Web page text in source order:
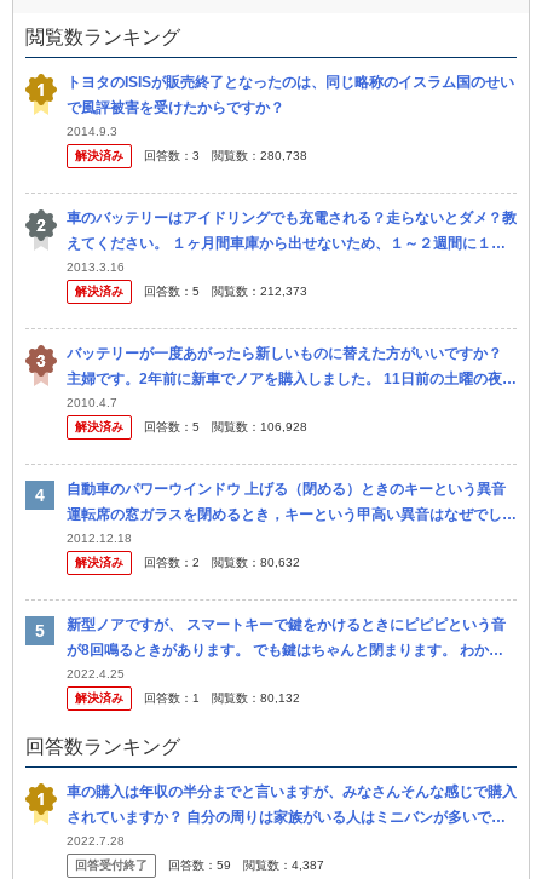
閲覧数ランキング
トヨタのISISが販売終了となったのは、同じ略称のイスラム国のせい
で風評被害を受けたからですか？
2014.9.3
解決済み
回答数： 3 閲覧数： 280,738
車のバッテリーはアイドリングでも充電される？走らないとダメ？教
えてください。 １ヶ月間車庫から出せないため、１～２週間に１
度、１０分間アイドリングだけしてました。 今日乗ろうとしたらク
ラクショ...
2013.3.16
解決済み
回答数： 5 閲覧数： 212,373
バッテリーが一度あがったら新しいものに替えた方がいいですか？
主婦です。2年前に新車でノアを購入しました。 11日前の土曜の夜に
車を使用したときにルームランプをつけたままだったみたいで、日曜
の...
2010.4.7
解決済み
回答数： 5 閲覧数： 106,928
自動車のパワーウインドウ 上げる（閉める）ときのキーという異音
運転席の窓ガラスを閉めるとき，キーという甲高い異音はなぜでしょ
う。 特に上げる（閉める）ときに，そうです。下げるとき最初少し
聞こ...
2012.12.18
解決済み
回答数： 2 閲覧数： 80,632
新型ノアですが、 スマートキーで鍵をかけるときにピピピという音
が8回鳴るときがあります。 でも鍵はちゃんと閉まります。 わかる
方いましたらよろしくお願いします。
2022.4.25
解決済み
回答数： 1 閲覧数： 80,132
回答数ランキング
車の購入は年収の半分までと言いますが、みなさんそんな感じで購入
されていますか？ 自分の周りは家族がいる人はミニバンが多いです
が、新型のヴォクシーやノアなんかはオプションを付けると500万を
超える...
2022.7.28
回答受付終了
回答数： 59 閲覧数： 4,387